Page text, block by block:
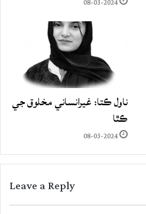
ناول ڪتا: غيرانساني مخلوق جي
ڪٿا
08-03-2024
Leave a Reply